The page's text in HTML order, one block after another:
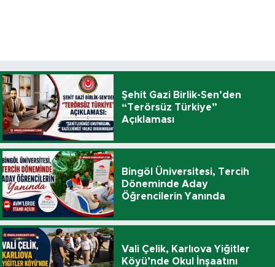
Şehit Gazi Birlik-Sen’den
“Terörsüz Türkiye”
Açıklaması
Bingöl Üniversitesi, Tercih
Döneminde Aday
Öğrencilerin Yanında
Vali Çelik, Karlıova Yiğitler
Köyü’nde Okul İnşaatını